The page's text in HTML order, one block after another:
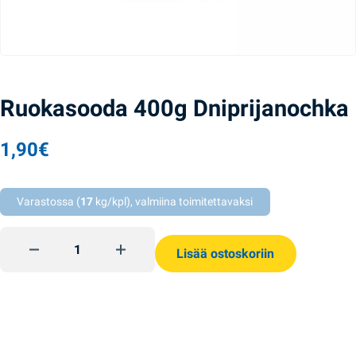
Ruokasooda 400g Dniprijanochka
1,90€
Varastossa (17 kg/kpl), valmiina toimitettavaksi
Ruokasooda 400g Dniprijanochka quantity
Lisää ostoskoriin